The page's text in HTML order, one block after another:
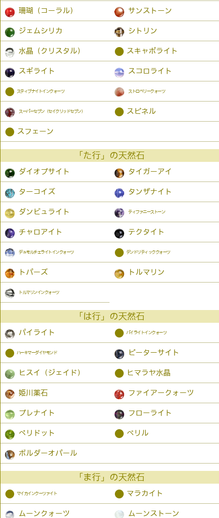
珊瑚（コーラル） サンストーン
ジェムシリカ シトリン
水晶（クリスタル） ● スキャポライト
スギライト スコロライト
● スティブナイトインクォーツ ストロベリークォーツ
スーパーセブン（セイクリッドセブン） ● スピネル
● スフェーン
「た行」の天然石
ダイオプサイト タイガーアイ
ターコイズ タンザナイト
ダンビュライト ティファニーストーン
チャロアイト テクタイト
デュモルチェライトインクォーツ ● デンドリティッククォーツ
トパーズ トルマリン
トルマリンインクォーツ
「は行」の天然石
パイライト ● パイライトインクォーツ
● ハーキマーダイヤモンド ピーターサイト
ヒスイ（ジェイド） ● ヒマラヤ水晶
姫川薬石 ファイアークォーツ
プレナイト フローライト
ペリドット ● ベリル
ボルダーオパール
「ま行」の天然石
● マイカインクーツァイト ● マラカイト
ムーンクォーツ ムーンストーン